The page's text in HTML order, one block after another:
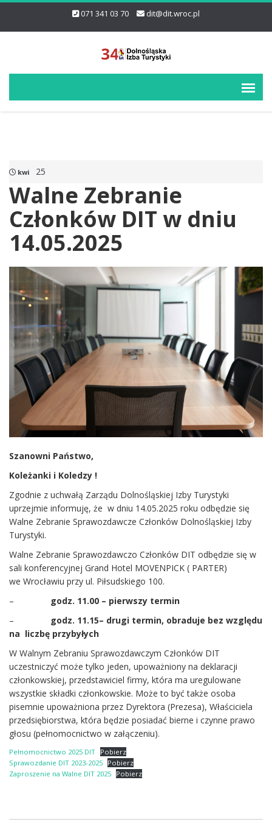
071 341 03 70 dit@dit.wroc.pl
kwi 25
Walne Zebranie
Członków DIT w dniu
14.05.2025
Szanowni Państwo,
Koleżanki i Koledzy !
Zgodnie z uchwałą Zarządu Dolnośląskiej Izby Turystyki
uprzejmie informuję, że w dniu 14.05.2025 roku odbędzie się
Walne Zebranie Sprawozdawcze Członków Dolnośląskiej Izby
Turystyki.
Walne Zebranie Sprawozdawczo Członków DIT odbędzie się w
sali konferencyjnej Grand Hotel MOVENPICK ( PARTER)
we Wrocławiu przy ul. Piłsudskiego 100.
–
godz. 11.00 – pierwszy termin
–
godz. 11.15– drugi termin, obraduje bez względu
na liczbę przybyłych
W Walnym Zebraniu Sprawozdawczym Członków DIT
uczestniczyć może tylko jeden, upoważniony na deklaracji
członkowskiej, przedstawiciel firmy, która ma uregulowane
wszystkie składki członkowskie. Może to być także osoba
pisemnie upoważniona przez Dyrektora (Prezesa), Właściciela
przedsiębiorstwa, która będzie posiadać bierne i czynne prawo
głosu (pełnomocnictwo w załączeniu).
Pełnomocnictwo 2025 DIT Pobierz
Sprawozdanie DIT 2023-2025 Pobierz
Zaproszenie na Walne DIT 2025 Pobierz